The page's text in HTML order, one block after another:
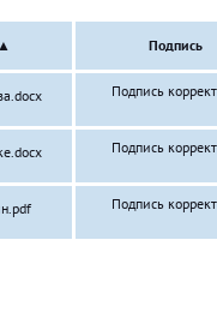
▲ Подпись
Подпись
Подпись
Подпись